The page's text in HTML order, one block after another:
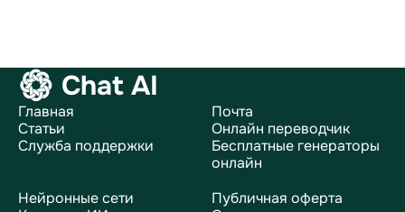
Chat AI
Главная
Статьи
Служба поддержки
Почта
Онлайн переводчик
Бесплатные генераторы
онлайн
Нейронные сети
Публичная оферта